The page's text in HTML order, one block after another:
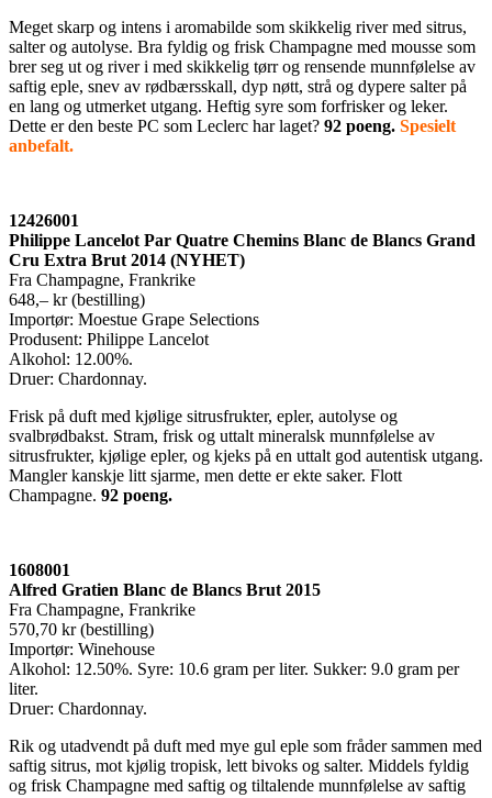
Meget skarp og intens i aromabilde som skikkelig river med sitrus,
salter og autolyse. Bra fyldig og frisk Champagne med mousse som
brer seg ut og river i med skikkelig tørr og rensende munnfølelse av
saftig eple, snev av rødbærsskall, dyp nøtt, strå og dypere salter på
en lang og utmerket utgang. Heftig syre som forfrisker og leker.
Dette er den beste PC som Leclerc har laget? 92 poeng. Spesielt
anbefalt.
12426001
Philippe Lancelot Par Quatre Chemins Blanc de Blancs Grand
Cru Extra Brut 2014 (NYHET)
Fra Champagne, Frankrike
648,– kr (bestilling)
Importør: Moestue Grape Selections
Produsent: Philippe Lancelot
Alkohol: 12.00%.
Druer: Chardonnay.
Frisk på duft med kjølige sitrusfrukter, epler, autolyse og
svalbrødbakst. Stram, frisk og uttalt mineralsk munnfølelse av
sitrusfrukter, kjølige epler, og kjeks på en uttalt god autentisk utgang.
Mangler kanskje litt sjarme, men dette er ekte saker. Flott
Champagne. 92 poeng.
1608001
Alfred Gratien Blanc de Blancs Brut 2015
Fra Champagne, Frankrike
570,70 kr (bestilling)
Importør: Winehouse
Alkohol: 12.50%. Syre: 10.6 gram per liter. Sukker: 9.0 gram per
liter.
Druer: Chardonnay.
Rik og utadvendt på duft med mye gul eple som fråder sammen med
saftig sitrus, mot kjølig tropisk, lett bivoks og salter. Middels fyldig
og frisk Champagne med saftig og tiltalende munnfølelse av saftig